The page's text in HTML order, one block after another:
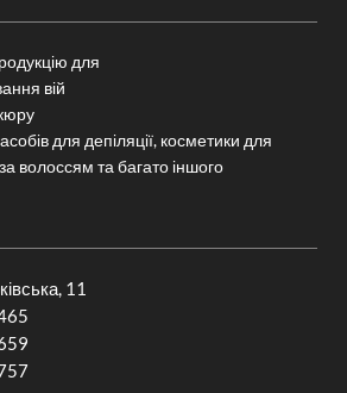
для
вій
для депіляції, косметики для
волоссям та багато іншого
11